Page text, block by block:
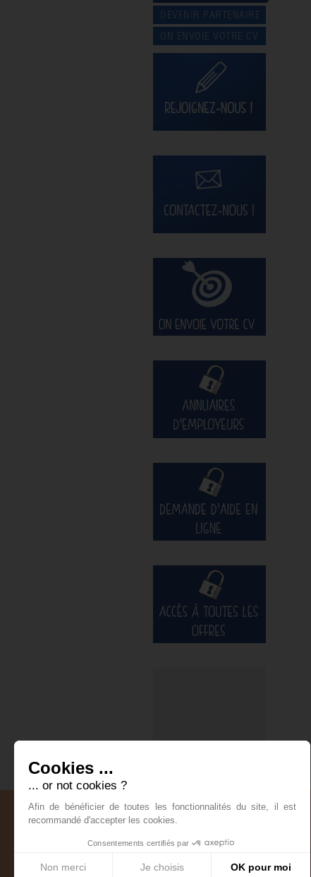
DEVENIR PARTENAIRE
ON ENVOIE VOTRE CV
Cookies ...
... or not cookies ?
Afin de bénéficier de toutes les fonctionnalités du site, il est
recommandé d'accepter les cookies.
Consentements certifiés par
Non merci Je choisis OK pour moi